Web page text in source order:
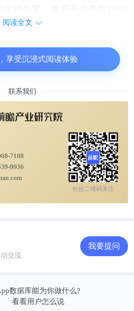
簇状位置。来源于突变型TP53
被蛋白酶体降解，加工并由主
原。其中175位的精氨酸被组
中观察到的最常见突变，也
下划线的突变氨基酸）与人类
位基因（A * 02：01）结合，
物是TCR的天然配体。最近，
体作为靶向癌细胞中细胞内蛋
类药物出现。与TCR相比，
亲和力，可以轻松转换为各种
用于基于T细胞的疗法，例如
某些癌症方面非常成功，但需
进行个性化开发。另一方面，
阅读全文
享受沉浸式阅读体验
联系我们
7188
9936
长按二维码关注
交流
我要提问
数据库能为你做什么?
看看用户怎么说